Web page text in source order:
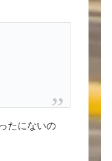
たにないの